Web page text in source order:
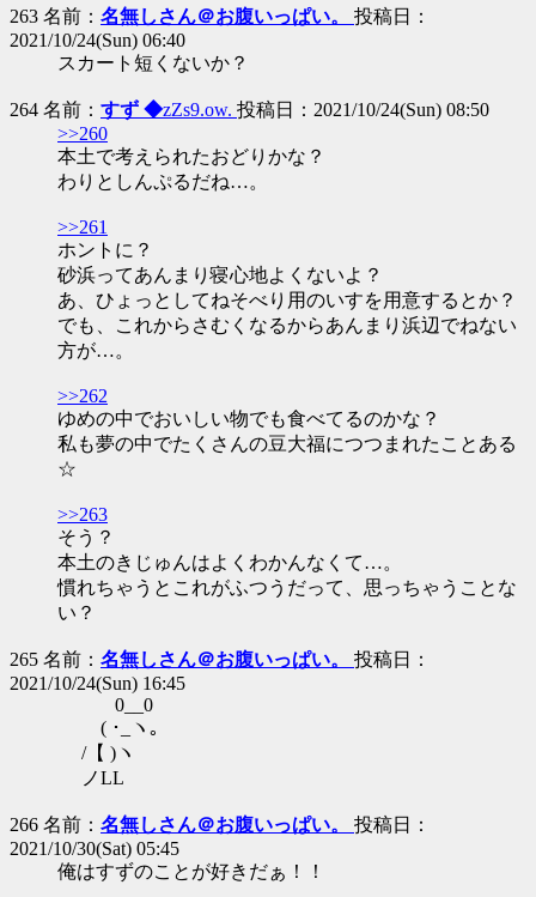
263 名前： 名無しさん＠お腹いっぱい。 投稿日：
2021/10/24(Sun) 06:40
スカート短くないか？
264 名前： すず ◆zZs9.ow. 投稿日：2021/10/24(Sun) 08:50
>>260
本土で考えられたおどりかな？
わりとしんぷるだね…。
>>261
ホントに？
砂浜ってあんまり寝心地よくないよ？
あ、ひょっとしてねそべり用のいすを用意するとか？
でも、これからさむくなるからあんまり浜辺でねない
方が…。
>>262
ゆめの中でおいしい物でも食べてるのかな？
私も夢の中でたくさんの豆大福につつまれたことある
☆
>>263
そう？
本土のきじゅんはよくわかんなくて…。
慣れちゃうとこれがふつうだって、思っちゃうことな
い？
265 名前： 名無しさん＠お腹いっぱい。 投稿日：
2021/10/24(Sun) 16:45
0__0
( ･_ヽ｡
/【 )ヽ
ノLL
266 名前： 名無しさん＠お腹いっぱい。 投稿日：
2021/10/30(Sat) 05:45
俺はすずのことが好きだぁ！！